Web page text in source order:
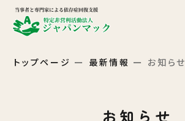
トップページ 最新情報 お知らせ
お知らせ